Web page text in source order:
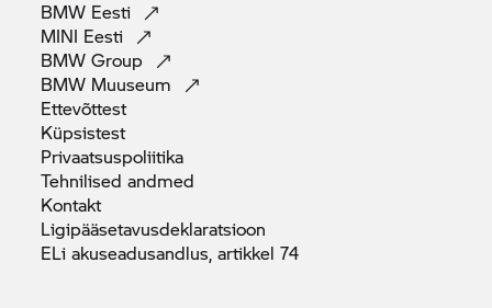
BMW Eesti
MINI Eesti
BMWGroup
BMW Muuseum
Ettevõttest
Küpsistest
Privaatsuspoliitika
Tehnilisedandmed
Kontakt
Ligipääsetavusdeklaratsioon
ELi akuseadusandlus, artikkel74